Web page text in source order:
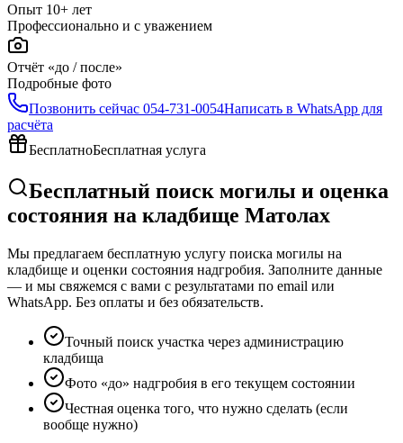
Опыт 10+ лет
Профессионально и с уважением
Отчёт «до / после»
Подробные фото
Позвонить сейчас 054-731-0054Написать в WhatsApp для
расчёта
БесплатноБесплатная услуга
Бесплатный поиск могилы и оценка
состояния на кладбище Матолах
Мы предлагаем бесплатную услугу поиска могилы на
кладбище и оценки состояния надгробия. Заполните данные
— и мы свяжемся с вами с результатами по email или
WhatsApp. Без оплаты и без обязательств.
Точный поиск участка через администрацию
кладбища
Фото «до» надгробия в его текущем состоянии
Честная оценка того, что нужно сделать (если
вообще нужно)